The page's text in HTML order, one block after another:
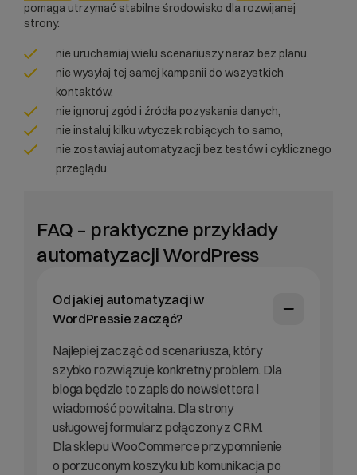
pomaga utrzymać stabilne środowisko dla rozwijanej
strony.
nie uruchamiaj wielu scenariuszy naraz bez planu,
nie wysyłaj tej samej kampanii do wszystkich
kontaktów,
nie ignoruj zgód i źródła pozyskania danych,
nie instaluj kilku wtyczek robiących to samo,
nie zostawiaj automatyzacji bez testów i cyklicznego
przeglądu.
FAQ – praktyczne przykłady
automatyzacji WordPress
Od jakiej automatyzacji w
WordPressie zacząć?
Najlepiej zacząć od scenariusza, który
szybko rozwiązuje konkretny problem. Dla
bloga będzie to zapis do newslettera i
wiadomość powitalna. Dla strony
usługowej formularz połączony z CRM.
Dla sklepu WooCommerce przypomnienie
o porzuconym koszyku lub komunikacja po